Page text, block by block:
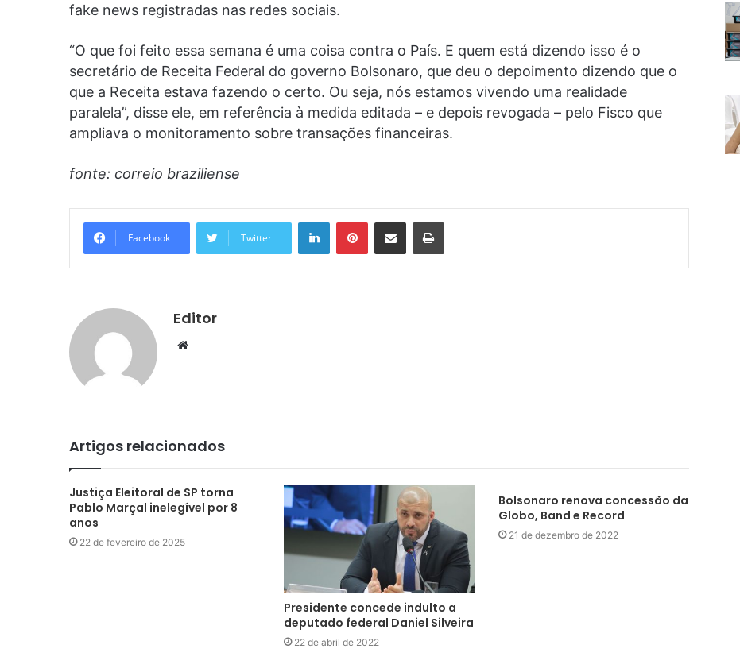
fake news registradas nas redes sociais.
“O que foi feito essa semana é uma coisa contra o País. E quem está dizendo isso é o
secretário de Receita Federal do governo Bolsonaro, que deu o depoimento dizendo que o
que a Receita estava fazendo o certo. Ou seja, nós estamos vivendo uma realidade
paralela”, disse ele, em referência à medida editada – e depois revogada – pelo Fisco que
ampliava o monitoramento sobre transações financeiras.
fonte: correio braziliense
Facebook Twitter
LinkedinPinterestCompartilhar via e-mail Imprimir
Editor
Website
Artigos relacionados
Justiça Eleitoral de SP torna
Pablo Marçal inelegível por 8
anos
22 de fevereiro de 2025
Presidente concede indulto a
deputado federal Daniel Silveira
22 de abril de 2022
Bolsonaro renova concessão da
Globo, Band e Record
21 de dezembro de 2022